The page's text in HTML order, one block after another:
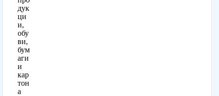
дук
ци
и,
обу
ви,
бум
аги
и
кар
тон
а